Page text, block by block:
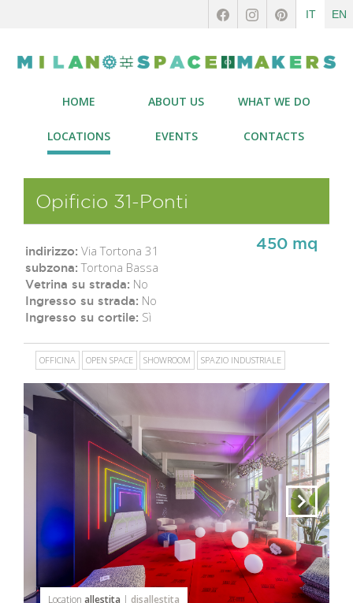
IT EN
HOME ABOUT US WHAT WE DO
LOCATIONS EVENTS CONTACTS
Opificio 31-Ponti
450 mq
indirizzo: Via Tortona 31
subzona: Tortona Bassa
Vetrina su strada: No
Ingresso su strada: No
Ingresso su cortile: Sì
OFFICINA OPEN SPACE SHOWROOM SPAZIO INDUSTRIALE
Location allestita | disallestita